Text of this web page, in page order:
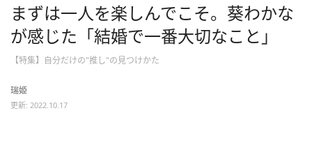
まずは一人を楽しんでこそ。葵わかな
が感じた「結婚で一番大切なこと」
【特集】自分だけの"推し"の見つけかた
瑞姫
更新: 2022.10.17